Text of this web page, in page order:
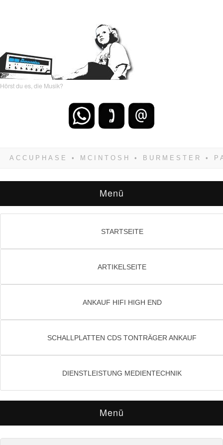
Hörst du es, die Musik?
zwangsläufig siegen! Und noch was: Hifi
Menü
STARTSEITE
ARTIKELSEITE
ANKAUF HIFI HIGH END
SCHALLPLATTEN CDS TONTRÄGER ANKAUF
DIENSTLEISTUNG MEDIENTECHNIK
Menü